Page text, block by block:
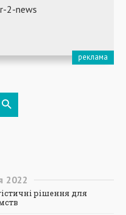
2022
рішення для